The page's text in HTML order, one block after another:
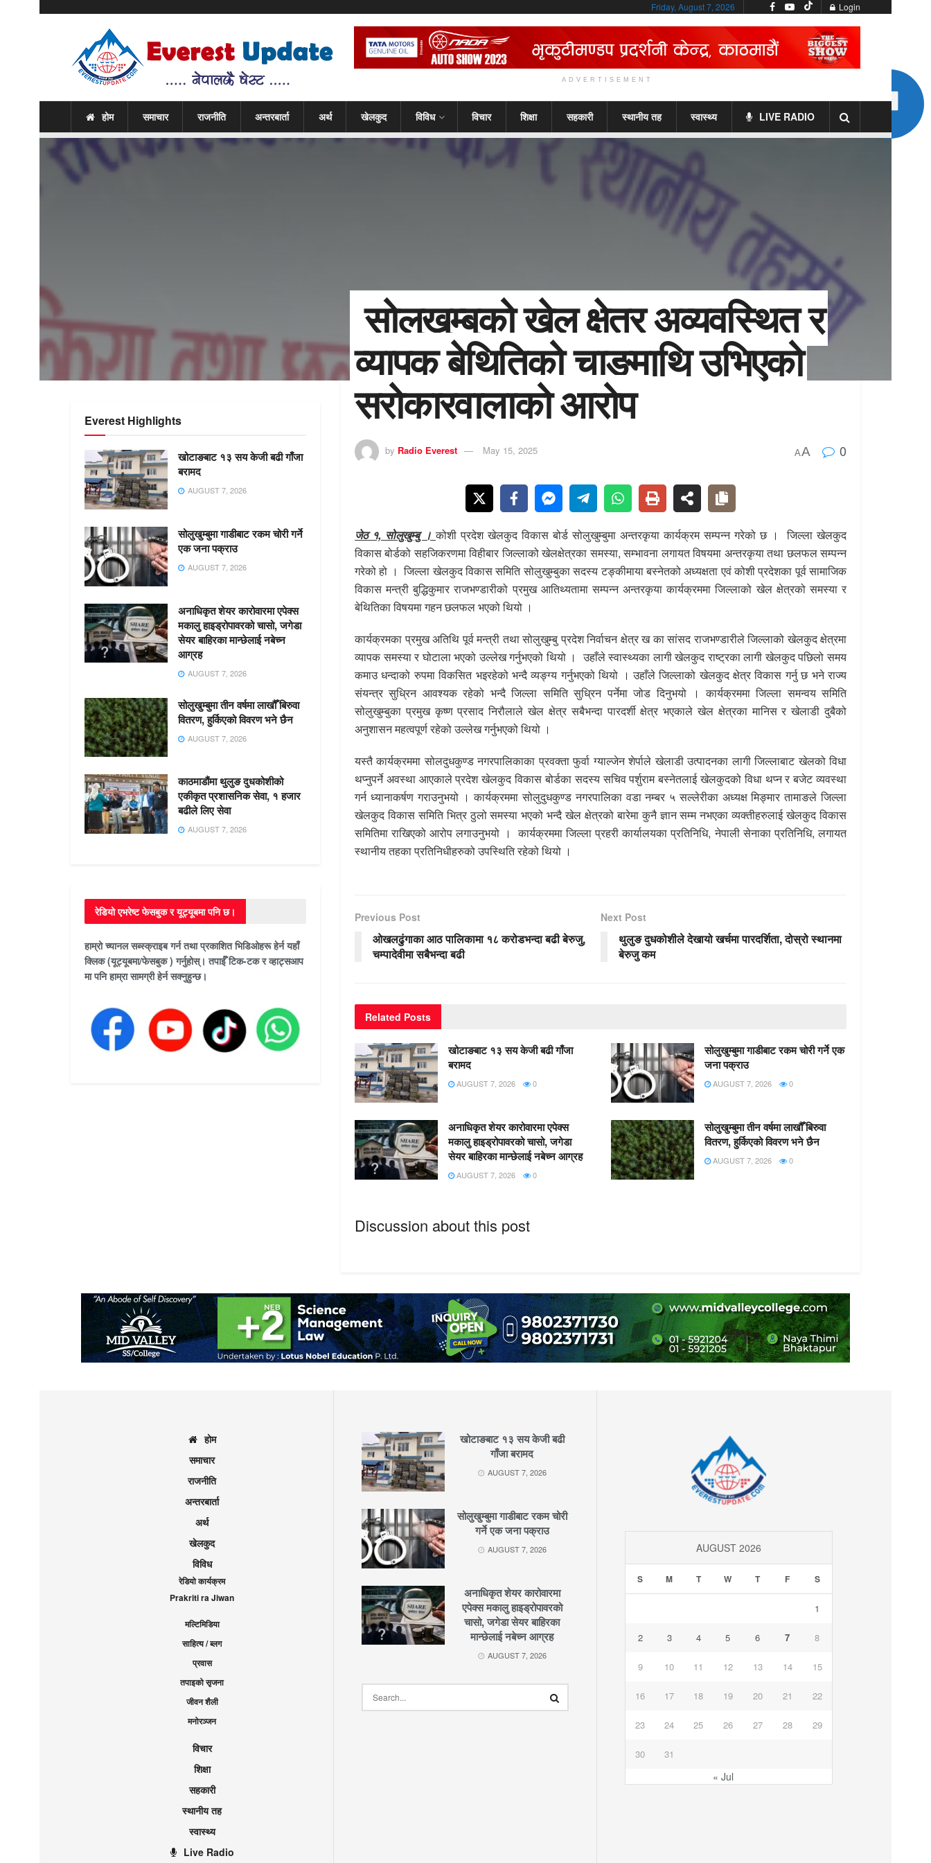
Friday, August 7, 2026 Login
ADVERTISEMENT
होम समाचार राजनीति अन्तरबार्ता अर्थ खेलकुद विविध विचार शिक्षा सहकारी स्थानीय तह स्वास्थ्य LIVE RADIO
सोलुखुम्बुको खेल क्षेत्र अव्यवस्थित र
व्यापक बेथितिको चाङमाथि उभिएको
सरोकारवालाको आरोप
by Radio Everest May 15, 2025 AA 0
जेठ १, सोलुखुम्बु । कोशी प्रदेश खेलकुद विकास बोर्ड सोलुखुम्बुमा अन्तरकृया कार्यक्रम सम्पन्न गरेको छ । जिल्ला खेलकुद
विकास बोर्डको सहजिकरणमाविहीबारजिल्लाको खेलक्षेत्रका समस्या, सम्भावना लगायत विषयमा अन्तरकृया तथा छलफल सम्पन्न
गरेको हो । जिल्ला खेलकुद विकास समिति सोलुखुम्बुकासदस्यटङ्कीमायाबस्नेतको अध्यक्षता एवं कोशी प्रदेशका पूर्व सामाजिक
विकास मन्त्री बुद्धिकुमार राजभण्डारीको प्रमुख आतिथ्यतामासम्पन्न अन्तरकृया कार्यक्रममा जिल्लाको खेल क्षेत्रको समस्या र
बेथितिकाविषयमा गहन छलफल भएको थियो ।
कार्यक्रमकाप्रमुखअतिथिपूर्व मन्त्री तथा सोलुखुम्बु प्रदेश निर्वाचन क्षेत्र ख का सांसद राजभण्डारीले जिल्लाको खेलकुद क्षेत्रमा
व्यापक समस्या र घोटाला भएको उल्लेखगर्नुभएकोथियो । उहाँले स्वास्थ्यका लागी खेलकुद राष्ट्रका लागी खेलकुद पछिलो समय
कमाउ धन्दाको रुपमाविकसितभइरहेको भन्दै व्यङ्ग्य गर्नुभएको थियो । उहाँले जिल्लाको खेलकुद क्षेत्र विकास गर्नु छ भने राज्य
संयन्त्र सुध्रिन आवश्यक रहेको भन्दै जिल्ला समिति सुध्रिन पर्नेमा जोड दिनुभयो । कार्यक्रममा जिल्ला समन्वय समिति
सोलुखुम्बुका प्रमुखकृष्णप्रसाद निरौलाले खेल क्षेत्र सबैभन्दा पारदर्शी क्षेत्र भएकाले खेल क्षेत्रका मानिस र खेलाडीदुबैको
अनुशासनमहत्वपूर्णरहेकोउल्लेख गर्नुभएको थियो ।
यस्तै कार्यक्रममासोलदुधकुण्ड नगरपालिकाका प्रवक्ता फुर्वा ग्याल्जेन शेर्पाले खेलाडी उत्पादनका लागी जिल्लाबाट खेलको विधा
थप्नुपर्ने अवस्था आएकाले प्रदेश खेलकुद विकास बोर्डका सदस्य सचिव पर्शुराम बस्नेतलाई खेलकुदकोविधा थप्न र बजेट व्यवस्था
गर्न ध्यानाकर्षण गराउनुभयो । कार्यक्रममासोलुदुधकुण्डनगरपालिका वडा नम्बर ५ सल्लेरीका अध्यक्ष मिङ्मार तामाङले जिल्ला
खेलकुद विकास समिति भित्र ठुलोसमस्या भएको भन्दै खेल क्षेत्रको बारेमा कुनै ज्ञान सम्म नभएकाव्यक्तीहरुलाईखेलकुद विकास
समितिमा राखिएको आरोप लगाउनुभयो ।कार्यक्रममाजिल्ला प्रहरी कार्यालयकाप्रतिनिधि, नेपाली सेनाकाप्रतिनिधि, लगायत
स्थानीय तहकाप्रतिनिधीहरुकोउपस्थितिरहेको थियो ।
Previous Post
ओखलढुंगाका आठ पालिकामा १८ करोडभन्दा बढी बेरुजु,
चम्पादेवीमा सबैभन्दा बढी
Next Post
थुलुङ दुधकोशीले देखायो खर्चमा पारदर्शिता, दोस्रो स्थानमा
बेरुजु कम
Related Posts
खोटाङबाट १३ सय केजी बढी गाँजा
बरामद
AUGUST 7, 2026 0
सोलुखुम्बुमा गाडीबाट रकम चोरी गर्ने एक
जना पक्राउ
AUGUST 7, 2026 0
अनाधिकृत शेयर कारोवारमा एपेक्स
मकालु हाइड्रोपावरको चासो, जगेडा
सेयर बाहिरका मान्छेलाई नबेच्न आग्रह
AUGUST 7, 2026 0
सोलुखुम्बुमा तीन वर्षमा लाखौँ बिरुवा
वितरण, हुर्किएको विवरण भने छैन
AUGUST 7, 2026 0
Discussion about this post
Everest Highlights
खोटाङबाट १३ सय केजी बढी गाँजा
बरामद
AUGUST 7, 2026
सोलुखुम्बुमा गाडीबाट रकम चोरी गर्ने
एक जना पक्राउ
AUGUST 7, 2026
अनाधिकृत शेयर कारोवारमा एपेक्स
मकालु हाइड्रोपावरको चासो, जगेडा
सेयर बाहिरका मान्छेलाई नबेच्न
आग्रह
AUGUST 7, 2026
सोलुखुम्बुमा तीन वर्षमा लाखौँ बिरुवा
वितरण, हुर्किएको विवरण भने छैन
AUGUST 7, 2026
काठमाडौंमा थुलुङ दुधकोशीको
एकीकृत प्रशासनिक सेवा, १ हजार
बढीले लिए सेवा
AUGUST 7, 2026
रेडियो एभरेष्ट फेसबुक र यूट्यूबमा पनि छ।
हाम्रो च्यानल सब्स्क्राइब गर्न तथा प्रकाशित भिडिओहरू हेर्न यहाँ
क्लिक (यूट्यूबमा/फेसबुक ) गर्नुहोस्। तपाईँ टिक-टक र व्हाट्सआप
मा पनि हाम्रा सामग्री हेर्न सक्नुहुन्छ।
होम
समाचार
राजनीति
अन्तरबार्ता
अर्थ
खेलकुद
विविध
रेडियो कार्यक्रम
Prakriti ra Jiwan
मल्टिमिडिया
साहित्य / ब्लग
प्रवास
तपाइको सृजना
जीवन शैली
मनोरञ्जन
विचार
शिक्षा
सहकारी
स्थानीय तह
स्वास्थ्य
Live Radio
खोटाङबाट १३ सय केजी बढी
गाँजा बरामद
AUGUST 7, 2026
सोलुखुम्बुमा गाडीबाट रकम चोरी
गर्ने एक जना पक्राउ
AUGUST 7, 2026
अनाधिकृत शेयर कारोवारमा
एपेक्स मकालु हाइड्रोपावरको
चासो, जगेडा सेयर बाहिरका
मान्छेलाई नबेच्न आग्रह
AUGUST 7, 2026
AUGUST 2026
S M T W T F S
1
2 3 4 5 6 7 8
9 10 11 12 13 14 15
16 17 18 19 20 21 22
23 24 25 26 27 28 29
30 31
« Jul